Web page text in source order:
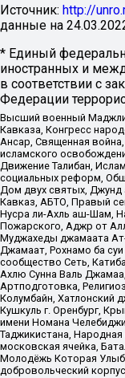
Источник: http://
данные на
* Единый
иностранных и
в соответствии с
Федерации
Высший военный
Кавказа, Конгресс
Ансар, Священная
исламского
Движение Талибан,
социальных реформ,
Дом двух святых,
Кавказ, АБТО, Правый
Нусра ли-Ахль аш-Шам,
Пожарского, Аджр от
Муджахеды джамаата
Джамаат, Рохнамо ба
сообщество Сеть,
Ахлю Сунна Валь
Артподготовка,
Колумбайн, Хатлонский
Кушкуль г. Оренбург,
имени Номана
Таджикистана,
московская ячейка,
Молодёжь Которая
добровольческий корпус